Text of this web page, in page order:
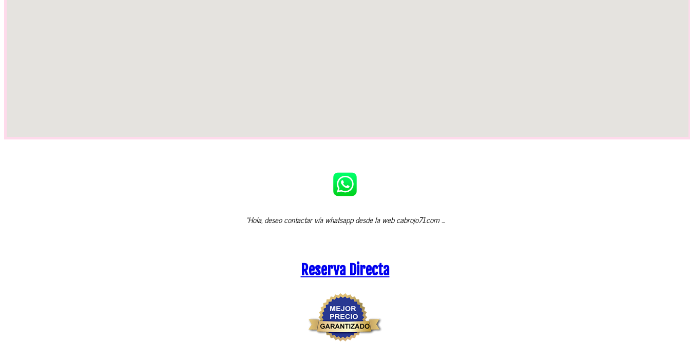
"Hola, deseo contactar vía whatsapp desde la web cabrojo71.com ...
Reserva Directa